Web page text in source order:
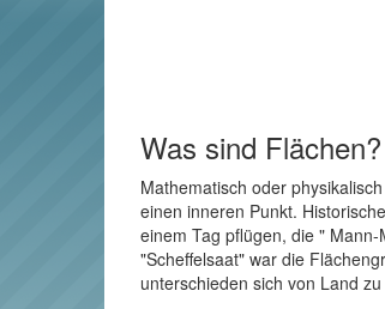
Was sind Flächen?
Mathematisch oder
einen inneren Punkt.
einem Tag pflügen, die "
"Scheffelsaat" war die
unterschieden sich von Land